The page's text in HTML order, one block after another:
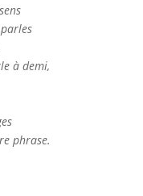
à demi,
phrase.